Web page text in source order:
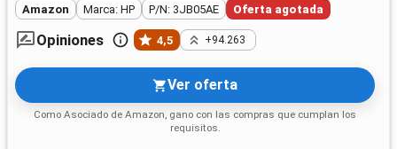
Amazon Marca: HP P/N: 3JB05AE Oferta agotada
Opiniones 4,5 +94.263
Ver oferta
Como Asociado de Amazon, gano con las compras que cumplan los
requisitos.